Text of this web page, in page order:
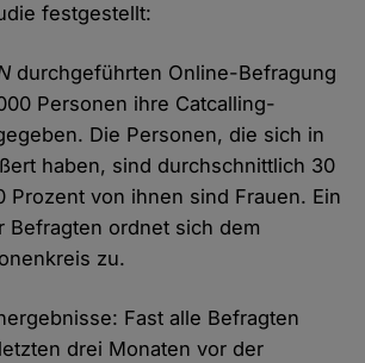
festgestellt:
durchgeführten Online-Befragung
Personen ihre Catcalling-
Die Personen, die sich in
haben, sind durchschnittlich 30
Prozent von ihnen sind Frauen. Ein
Befragten ordnet sich dem
zu.
Fast alle Befragten
drei Monaten vor der